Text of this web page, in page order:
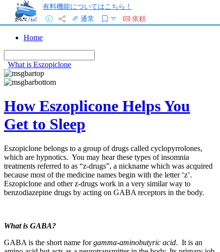
有料機能についてはこちら！
通常
依頼